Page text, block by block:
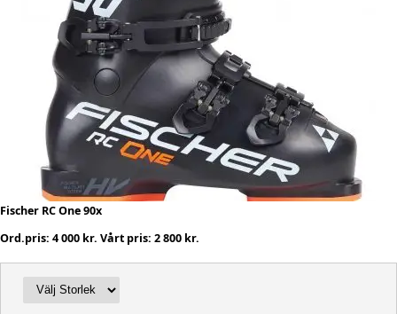
Fischer RC One 90x
Ord.pris: 4 000 kr. Vårt pris: 2 800 kr.